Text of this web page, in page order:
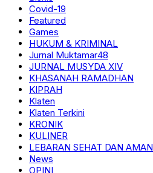
Covid-19
Featured
Games
HUKUM & KRIMINAL
Jurnal Muktamar48
JURNAL MUSYDA XIV
KHASANAH RAMADHAN
KIPRAH
Klaten
Klaten Terkini
KRONIK
KULINER
LEBARAN SEHAT DAN AMAN
News
OPINI